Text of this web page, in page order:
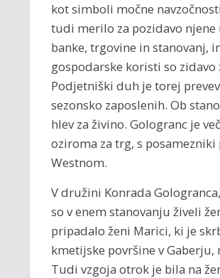
kot simboli močne
tudi merilo za pozidavo njene
banke, trgovine in stanovanj,
gospodarske koristi so
Podjetniški duh je torej
sezonsko zaposlenih. Ob
hlev za živino. Gologranc je
oziroma za trg, s
Westnom.
V družini Konrada
so v enem stanovanju živeli
pripadalo ženi Marici, ki je
kmetijske površine v
Tudi vzgoja otrok je bila na